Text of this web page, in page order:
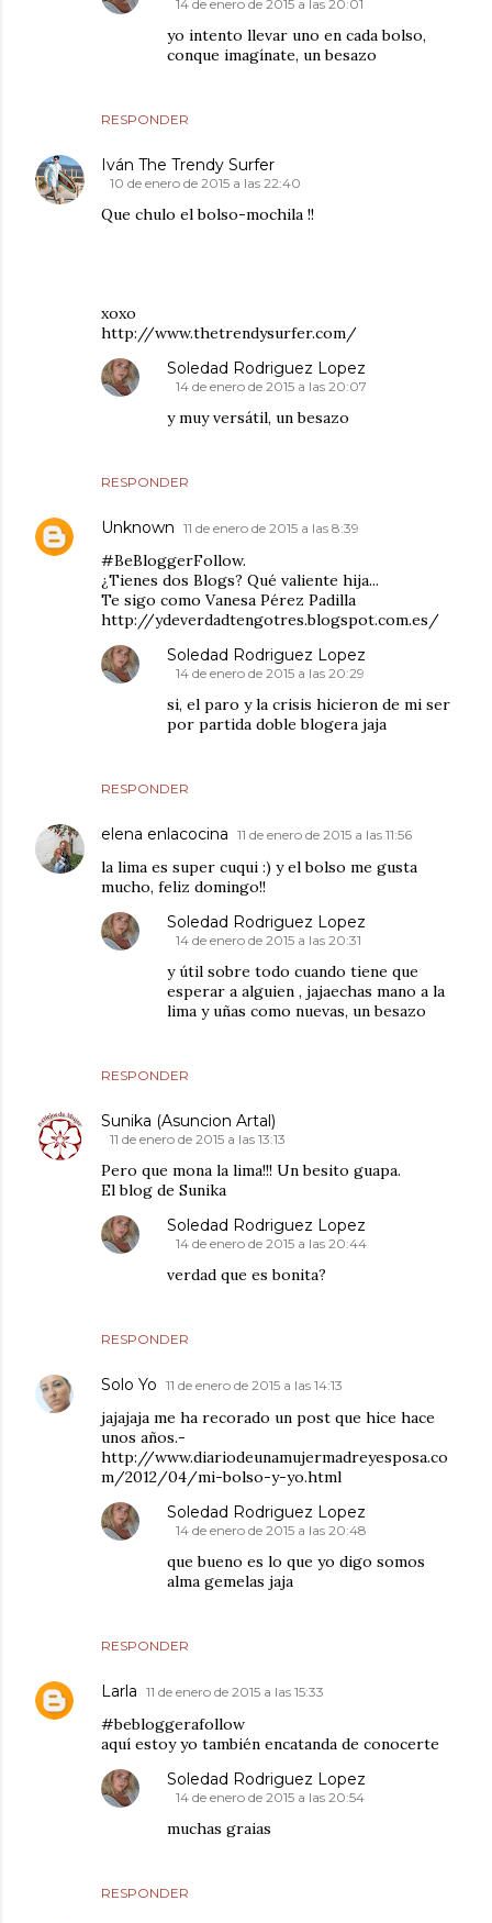
RESPONDER
14 de enero de 2015 a las 20:01
yo intento llevar uno en cada bolso,
conque imagínate, un besazo
Iván The Trendy Surfer
10 de enero de 2015 a las 22:40
Que chulo el bolso-mochila !!
xoxo
http://www.thetrendysurfer.com/
RESPONDER
Soledad Rodriguez Lopez
14 de enero de 2015 a las 20:07
y muy versátil, un besazo
Unknown 11 de enero de 2015 a las 8:39
#BeBloggerFollow.
¿Tienes dos Blogs? Qué valiente hija...
Te sigo como Vanesa Pérez Padilla
http://ydeverdadtengotres.blogspot.com.es/
RESPONDER
Soledad Rodriguez Lopez
14 de enero de 2015 a las 20:29
si, el paro y la crisis hicieron de mi ser
por partida doble blogera jaja
elena enlacocina 11 de enero de 2015 a las 11:56
la lima es super cuqui :) y el bolso me gusta
mucho, feliz domingo!!
RESPONDER
Soledad Rodriguez Lopez
14 de enero de 2015 a las 20:31
y útil sobre todo cuando tiene que
esperar a alguien , jajaechas mano a la
lima y uñas como nuevas, un besazo
Sunika (Asuncion Artal)
11 de enero de 2015 a las 13:13
Pero que mona la lima!!! Un besito guapa.
El blog de Sunika
RESPONDER
Soledad Rodriguez Lopez
14 de enero de 2015 a las 20:44
verdad que es bonita?
Solo Yo 11 de enero de 2015 a las 14:13
jajajaja me ha recorado un post que hice hace
unos años.-
http://www.diariodeunamujermadreyesposa.co
m/2012/04/mi-bolso-y-yo.html
RESPONDER
Soledad Rodriguez Lopez
14 de enero de 2015 a las 20:48
que bueno es lo que yo digo somos
alma gemelas jaja
Larla 11 de enero de 2015 a las 15:33
#bebloggerafollow
aquí estoy yo también encatanda de conocerte
RESPONDER
Soledad Rodriguez Lopez
14 de enero de 2015 a las 20:54
muchas graias